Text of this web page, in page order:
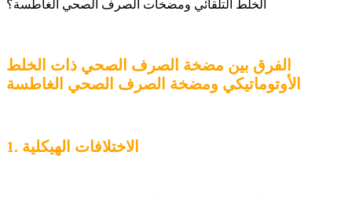
الخلط التلقائي ومضخات الصرف الصحي الغاطسة؟
الفرق بين مضخة الصرف الصحي ذات الخلط
الأوتوماتيكي ومضخة الصرف الصحي الغاطسة
1. الاختلافات الهيكلية